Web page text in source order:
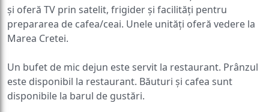
și oferă TV prin satelit, frigider și facilități pentru
prepararea de cafea/ceai. Unele unități oferă vedere la
Marea Cretei.
Un bufet de mic dejun este servit la restaurant. Prânzul
este disponibil la restaurant. Băuturi și cafea sunt
disponibile la barul de gustări.